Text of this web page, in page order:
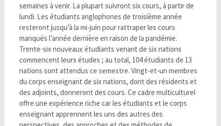
semaines à venir. La plupart suivront six cours, à partir de
lundi. Les étudiants anglophones de troisième année
resteront jusqu’à la mi-juin pour rattraper les cours
manqués l’année dernière en raison de la pandémie.
Trente-six nouveaux étudiants venant de six nations
commencent leurs études ; au total, 104 étudiants de 13
nations sont attendus ce semestre. Vingt-et-un membres
du corps enseignant de six nations, dont des résidents et
des adjoints, donneront des cours. Ce cadre multiculturel
offre une expérience riche car les étudiants et le corps
enseignant apprennent les uns des autres des